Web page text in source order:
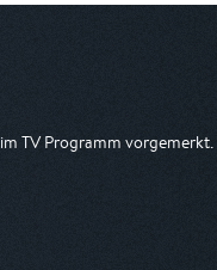
im TV Programm